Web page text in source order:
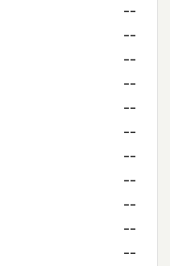
--
--
--
--
--
--
--
--
--
--
--